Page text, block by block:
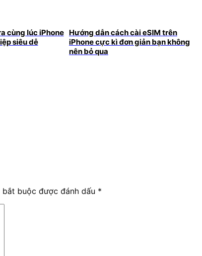
cùng lúc iPhone
siêu dễ
Hướng dẫn cách cài eSIM trên
iPhone cực kì đơn giản bạn không
nên bỏ qua
buộc được đánh dấu *